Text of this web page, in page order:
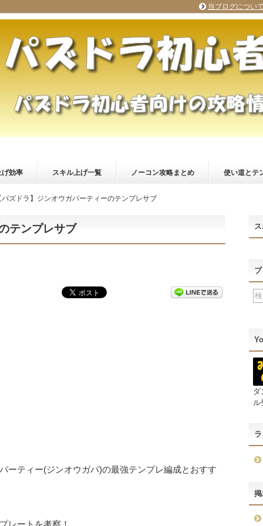
げ効率 スキル上げ一覧 ノーコン攻略まとめ 使い道とテ
パズドラ】ジンオウガパーティーのテンプレサブ
テンプレサブ
ーティー(ジンオウガパ)の最強テンプレ編成とおすす
レートを考察！
ダ
ル
当ブログについて